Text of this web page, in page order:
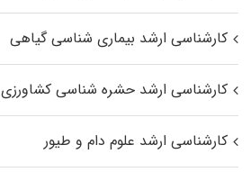
کارشناسی ارشد بیماری‌ شناسی گیاهی
کارشناسی ارشد حشره‌ شناسی کشاورزی
کارشناسی ارشد علوم دام و طیور